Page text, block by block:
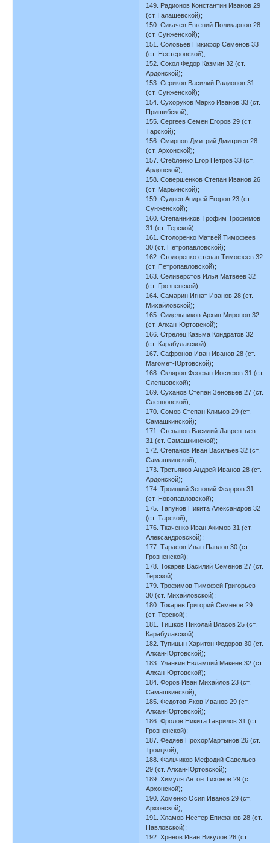
149. Радионов Константин Иванов 29
(ст. Галашевской);
150. Сикачев Евгений Поликарпов 28
(ст. Сунженской);
151. Соловьев Никифор Семенов 33
(ст. Нестеровской);
152. Сокол Федор Казмин 32 (ст.
Ардонской);
153. Сериков Василий Радионов 31
(ст. Сунженской);
154. Сухоруков Марко Иванов 33 (ст.
Пришибской);
155. Сергеев Семен Егоров 29 (ст.
Тарской);
156. Смирнов Дмитрий Дмитриев 28
(ст. Архонской);
157. Стебленко Егор Петров 33 (ст.
Ардонской);
158. Совершенков Степан Иванов 26
(ст. Марьинской);
159. Суднев Андрей Егоров 23 (ст.
Сунженской);
160. Степанников Трофим Трофимов
31 (ст. Терской);
161. Столоренко Матвей Тимофеев
30 (ст. Петропавловской);
162. Столоренко степан Тимофеев 32
(ст. Петропавловской);
163. Селиверстов Илья Матвеев 32
(ст. Грозненской);
164. Самарин Игнат Иванов 28 (ст.
Михайловской);
165. Сидельников Архип Миронов 32
(ст. Алхан-Юртовской);
166. Стрелец Казьма Кондратов 32
(ст. Карабулакской);
167. Сафронов Иван Иванов 28 (ст.
Магомет-Юртовской);
168. Скляров Феофан Иосифов 31 (ст.
Слепцовской);
169. Суханов Степан Зеновьев 27 (ст.
Слепцовской);
170. Сомов Степан Климов 29 (ст.
Самашкинской);
171. Степанов Василий Лаврентьев
31 (ст. Самашкинской);
172. Степанов Иван Васильев 32 (ст.
Самашкинской);
173. Третьяков Андрей Иванов 28 (ст.
Ардонской);
174. Троицкий Зеновий Федоров 31
(ст. Новопавловской);
175. Тапунов Никита Александров 32
(ст. Тарской);
176. Ткаченко Иван Акимов 31 (ст.
Александровской);
177. Тарасов Иван Павлов 30 (ст.
Грозненской);
178. Токарев Василий Семенов 27 (ст.
Терской);
179. Трофимов Тимофей Григорьев
30 (ст. Михайловской);
180. Токарев Григорий Семенов 29
(ст. Терской);
181. Тишков Николай Власов 25 (ст.
Карабулакской);
182. Тупицын Харитон Федоров 30 (ст.
Алхан-Юртовской);
183. Уланкин Евлампий Макеев 32 (ст.
Алхан-Юртовской);
184. Форов Иван Михайлов 23 (ст.
Самашкинской);
185. Федотов Яков Иванов 29 (ст.
Алхан-Юртовской);
186. Фролов Никита Гаврилов 31 (ст.
Грозненской);
187. Федяев ПрохорМартынов 26 (ст.
Троицкой);
188. Фальчиков Мефодий Савельев
29 (ст. Алхан-Юртовской);
189. Химуля Антон Тихонов 29 (ст.
Архонской);
190. Хоменко Осип Иванов 29 (ст.
Архонской);
191. Хламов Нестер Епифанов 28 (ст.
Павловской);
192. Хренов Иван Викулов 26 (ст.